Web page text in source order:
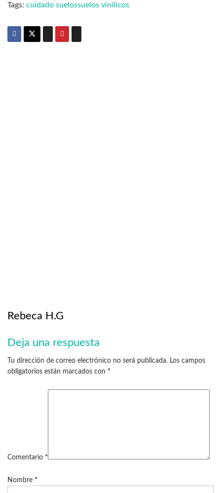
Tags: cuidado suelossuelos vinilicos
Rebeca H.G
Deja una respuesta
Tu dirección de correo electrónico no será publicada. Los campos
obligatorios están marcados con *
Comentario *
Nombre *